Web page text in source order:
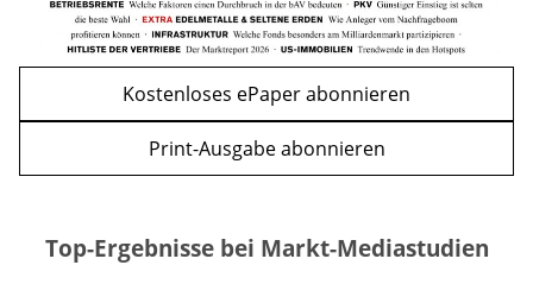
Kostenloses ePaper abonnieren
Print-Ausgabe abonnieren
Top-Ergebnisse bei Markt-Mediastudien